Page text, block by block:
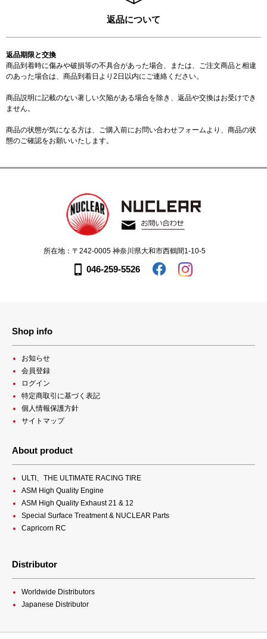
返品について
返品期限と交換
商品到着時に傷みや破損等の不具合があった場合、または、ご注文商品と相違
のあった場合は、商品到着日より2日以内にご連絡ください。
商品説明に記載のない著しい欠陥がある場合を除き、返品や交換はお受けでき
ません。
商品の状態が気になる方は、ご購入前にお問い合わせフォーム より、商品の状
態のご確認をお願いいたします。
所在地：〒242-0005 神奈川県大和市西鶴間1-10-5
046-259-5526
Shop info
お知らせ
会員登録
ログイン
特定商取引に基づく表記
個人情報保護方針
サイトマップ
About product
ULTI、THE ULTIMATE RACING TIRE
ASM High Quality Engine
ASM High Quality Exhaust 21 & 12
Special Surface Treatment & NUCLEAR Parts
Capricorn RC
Distributor
Worldwide Distributors
Japanese Distributor